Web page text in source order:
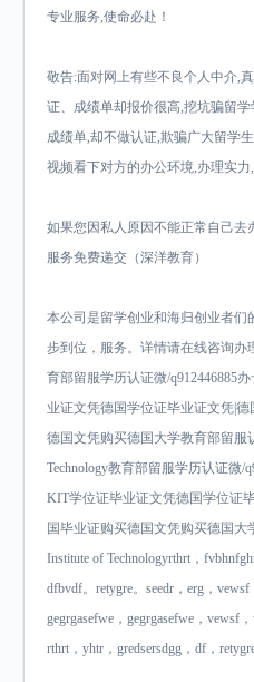
专业服务,使命必赴！
敬告:面对网上有些不良个人中介,
证、成绩单却报价很高,挖坑骗留
成绩单,却不做认证,欺骗广大留学
视频看下对方的办公环境,办理实力
如果您因私人原因不能正常自己
服务免费递交（深洋教育）
本公司是留学创业和海归创业者
步到位，服务。详情请在线咨询
育部留服学历认证微/q912446885
业证文凭德国学位证毕业证文凭|
德国文凭购买德国大学教育部留服
Technology教育部留服学历认证微/
KIT学位证毕业证文凭德国学位证
国毕业证购买德国文凭购买德国大
Institute of Technologyrthrt，
dfbvdf。retygre。seedr，erg，vewsf
gegrgasefwe，gegrgasefwe，vewsf
rthrt，yhtr，gredsersdgg，df，